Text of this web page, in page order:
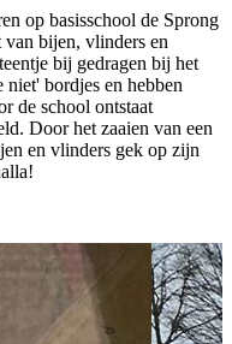
op basisschool de Sprong
bijen, vlinders en
bij gedragen bij het
niet' bordjes en hebben
de school ontstaat
Door het zaaien van een
en vlinders gek op zijn